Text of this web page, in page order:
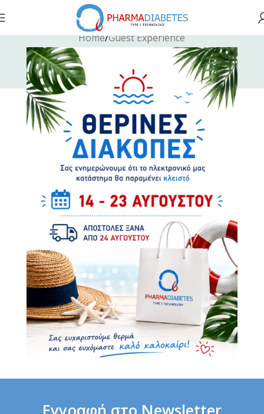
Home Guest Experience
Guest Experience
Guest Experience
Fast Fashion vs. Slow Style: Which Side Are You
Guest Experience
Embracing Modern Styles: A Behind-the-Scenes
Story of Fashion
Εγγραφή στο Newsletter